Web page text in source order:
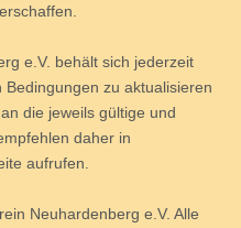
e.V. behält sich jederzeit
zu aktualisieren
die jeweils gültige und
daher in
aufrufen.
Neuhardenberg e.V. Alle